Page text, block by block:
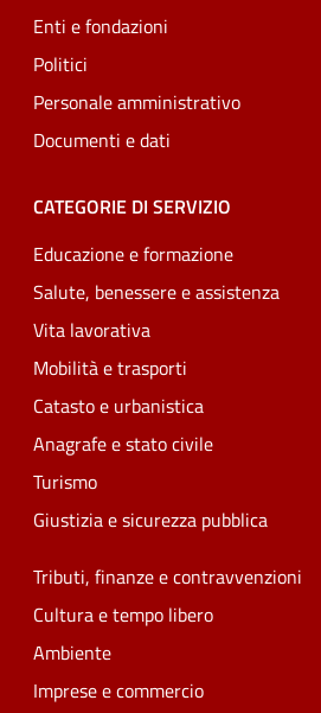
Enti e fondazioni
Politici
Personale amministrativo
Documenti e dati
CATEGORIE DI SERVIZIO
Educazione e formazione
Salute, benessere e assistenza
Vita lavorativa
Mobilità e trasporti
Catasto e urbanistica
Anagrafe e stato civile
Turismo
Giustizia e sicurezza pubblica
Tributi, finanze e contravvenzioni
Cultura e tempo libero
Ambiente
Imprese e commercio